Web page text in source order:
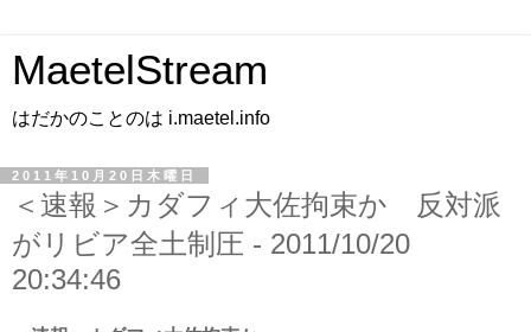
MaetelStream
はだかのことのは i.maetel.info
2011年10月20日木曜日
＜速報＞カダフィ大佐拘束か 反対派
がリビア全土制圧 - 2011/10/20
20:34:46